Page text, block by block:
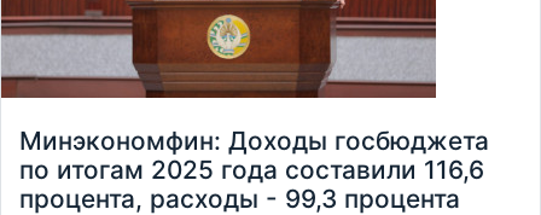
Минэкономфин: Доходы госбюджета
по итогам 2025 года составили 116,6
процента, расходы - 99,3 процента